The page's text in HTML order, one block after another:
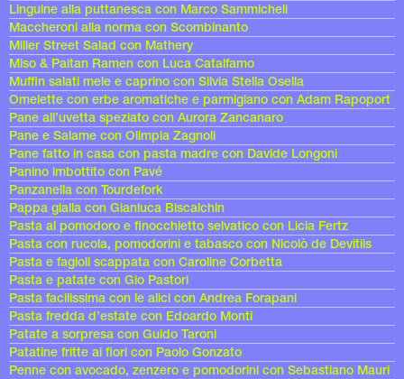
Linguine alla puttanesca con Marco Sammicheli
Maccheroni alla norma con Scombinanto
Miller Street Salad con Mathery
Miso & Paitan Ramen con Luca Catalfamo
Muffin salati mele e caprino con Silvia Stella Osella
Omelette con erbe aromatiche e parmigiano con Adam Rapoport
Pane all’uvetta speziato con Aurora Zancanaro
Pane e Salame con Olimpia Zagnoli
Pane fatto in casa con pasta madre con Davide Longoni
Panino imbottito con Pavé
Panzanella con Tourdefork
Pappa gialla con Gianluca Biscalchin
Pasta al pomodoro e finocchietto selvatico con Licia Fertz
Pasta con rucola, pomodorini e tabasco con Nicolò de Devitiis
Pasta e fagioli scappata con Caroline Corbetta
Pasta e patate con Gio Pastori
Pasta facilissima con le alici con Andrea Forapani
Pasta fredda d’estate con Edoardo Monti
Patate a sorpresa con Guido Taroni
Patatine fritte ai fiori con Paolo Gonzato
Penne con avocado, zenzero e pomodorini con Sebastiano Mauri